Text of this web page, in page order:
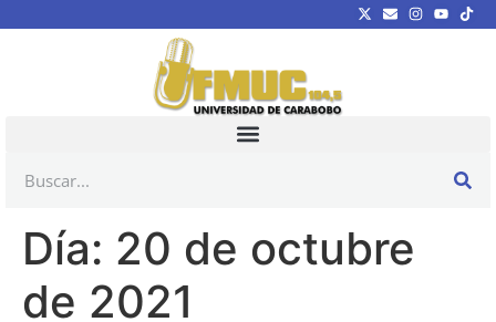
Día: 20 de octubre
de 2021